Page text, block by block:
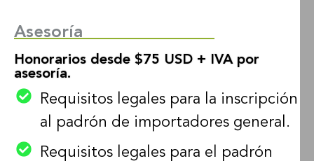
Asesoría
Honorarios desde $75 USD + IVA por
asesoría.
Requisitos legales para la inscripción
al padrón de importadores general.
Requisitos legales para el padrón